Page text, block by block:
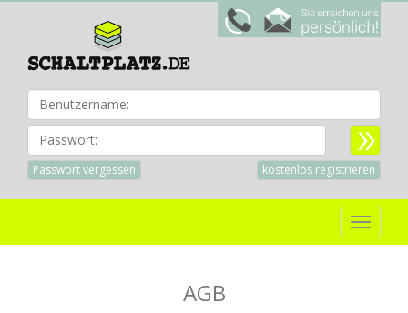
Passwort:
Passwort vergessen kostenlos registrieren
Toggle
AGB